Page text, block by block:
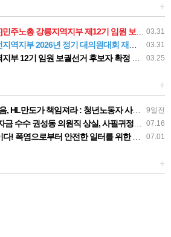
+
03.31
강릉지역지부 제12기 임원 보궐선거결과 공고
03.31
지부 2026년 정기 대의원대회 재소집 건
03.25
12기 임원 보궐선거 후보자 확정 공고
+
9일전
: 청년노동자 사망사고의 철저한 진상규명과 재발방지 대책 마련하라
07.16
수수 권성동 의원직 상실, 사필귀정이다
07.01
한 일터를 위한 민주노총 강원지역본부 폭염감시단 선포 기자회견
+